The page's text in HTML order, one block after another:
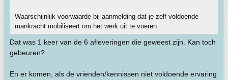
Waarschijnlijk voorwaarde bij aanmelding dat je zelf voldoende
mankracht mobiliseert om het werk uit te voeren.
Dat was 1 keer van de 6 afleveringen die geweest zijn. Kan toch
gebeuren?
En er komen, als de vrienden/kennissen niet voldoende ervaring